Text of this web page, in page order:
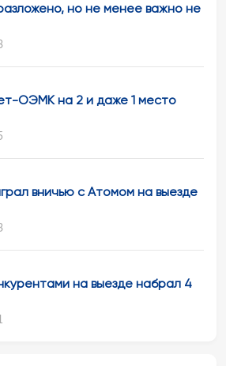
но не менее важно не
ОЭМК на 2 и даже 1 место
вничью с Атомом на выезде
на выезде набрал 4